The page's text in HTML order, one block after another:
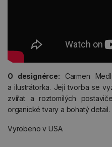
O designérce: Carmen
a ilustrátorka. Její tvorba se
zvířat a roztomilých
organické tvary a bohatý detail.
Vyrobeno v USA.